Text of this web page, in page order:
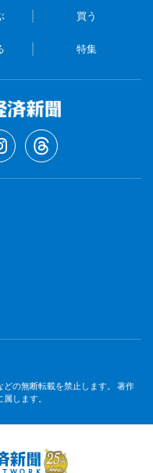
買う
特集
の無断転載を禁止します。 著作
します。